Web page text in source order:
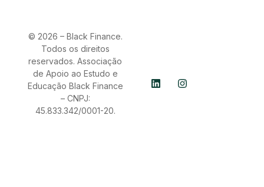
© 2026 – Black Finance.
Todos os direitos
reservados. Associação
de Apoio ao Estudo e
Educação Black Finance
– CNPJ:
45.833.342/0001-20.